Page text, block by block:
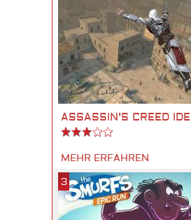
ASSASSIN'S CREED
MEHR ERFAHREN
3